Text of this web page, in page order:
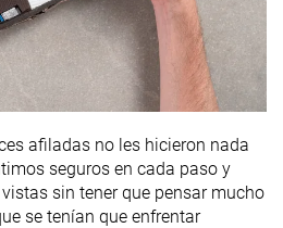
afiladas no les hicieron nada
seguros en cada paso y
sin tener que pensar mucho
se tenían que enfrentar